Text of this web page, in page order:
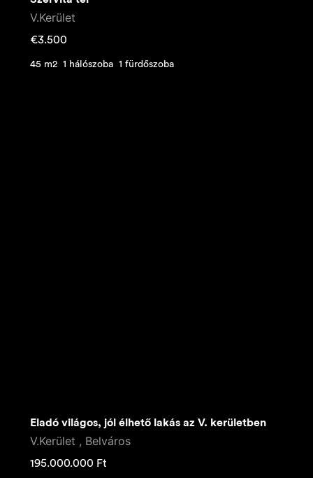
V.Kerület
€3.500
45 m2 1 hálószoba 1 fürdőszoba
Eladó világos, jól élhető lakás az V. kerületben
V.Kerület , Belváros
195.000.000 Ft